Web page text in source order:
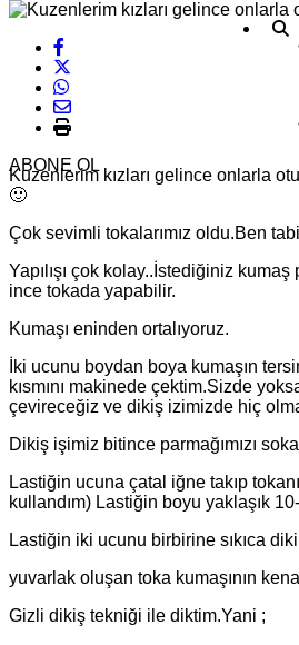
ABONE OL
Kuzenlerim kızları gelince onlarla
🙂
Çok sevimli tokalarımız oldu.Ben
Yapılışı çok kolay..İstediğiniz
ince tokada yapabilir.
Kumaşı eninden ortalıyoruz.
İki ucunu boydan boya kumaşın
kısmını makinede çektim.Sizde
çevireceğiz ve dikiş izimizde hiç
Dikiş işimiz bitince parmağımızı
Lastiğin ucuna çatal iğne takıp
kullandım) Lastiğin boyu yaklaşık
Lastiğin iki ucunu birbirine sıkıca
yuvarlak oluşan toka kumaşının
Gizli dikiş tekniği ile diktim.Yani ;